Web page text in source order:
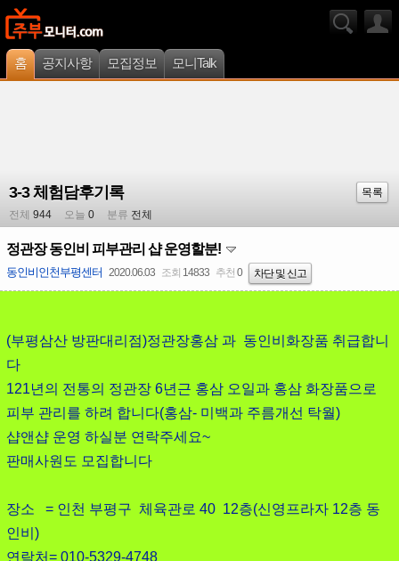
홈 공지사항 모집정보 모니Talk
3-3 체험담후기록
목록
전체 944 오늘 0 분류 전체
정관장 동인비 피부관리 샵 운영할분!
동인비인천부평센터 2020.06.03 조회 14833 추천 0 차단 및 신고
(부평삼산 방판대리점)정관장홍삼 과 동인비화장품 취급합니
다
121년의 전통의 정관장 6년근 홍삼 오일과 홍삼 화장품으로
피부 관리를 하려 합니다(홍삼- 미백과 주름개선 탁월)
샵앤샵 운영 하실분 연락주세요~
판매사원도 모집합니다
장소 = 인천 부평구 체육관로 40 12층(신영프라자 12층 동
인비)
연락처= 010-5329-4748